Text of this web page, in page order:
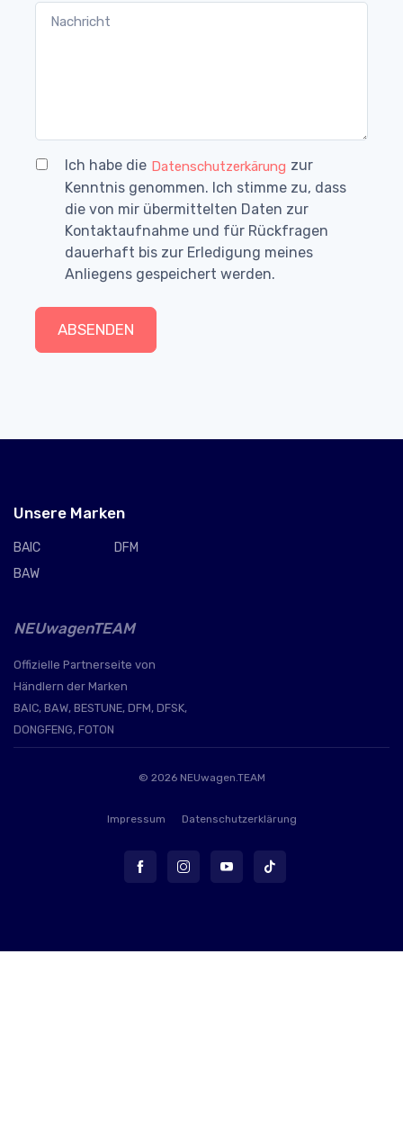
Ich habe die Datenschutzerkärung zur
Kenntnis genommen. Ich stimme zu, dass
die von mir übermittelten Daten zur
Kontaktaufnahme und für Rückfragen
dauerhaft bis zur Erledigung meines
Anliegens gespeichert werden.
ABSENDEN
Unsere Marken
BAIC
BAW
DFM
NEUwagenTEAM
Offizielle Partnerseite von
Händlern der Marken
BAIC, BAW, BESTUNE, DFM, DFSK,
DONGFENG, FOTON
© 2026 NEUwagen.TEAM
Impressum Datenschutzerklärung